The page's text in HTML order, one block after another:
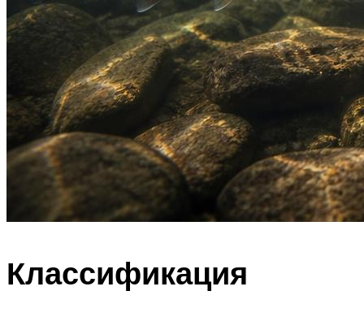
Классификация